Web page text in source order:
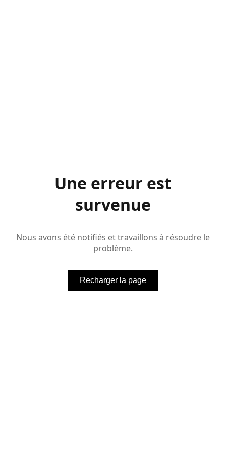
Une erreur est
survenue
Nous avons été notifiés et travaillons à résoudre le
problème.
Recharger la page